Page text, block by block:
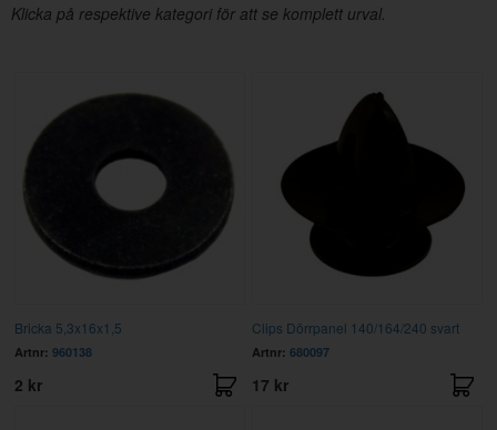
Klicka på respektive kategori för att se komplett urval.
Bricka 5,3x16x1,5
Artnr: 960138
2 kr
Clips Dörrpanel 140/164/240 svart
Artnr: 680097
17 kr